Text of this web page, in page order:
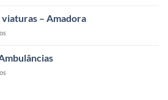
Decorativo – Amadora
em
viaturas
–em